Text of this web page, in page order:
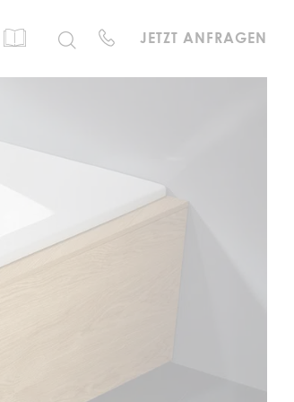
JETZT ANFRAGEN